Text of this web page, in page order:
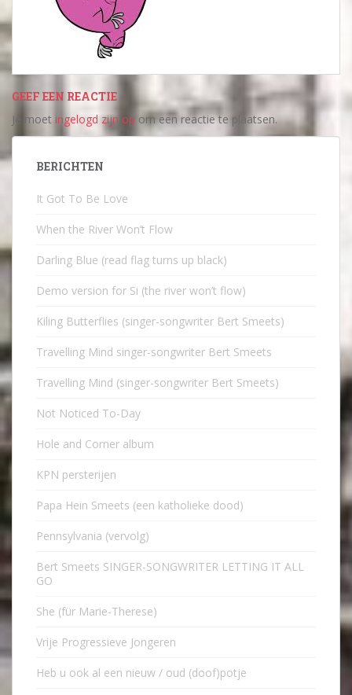
GEEF EEN REACTIE
Je moet ingelogd zijn op om een reactie te plaatsen.
BERICHTEN
It Got To Be Love
When the River Won’t Flow
Darling Blue (read flag turns up black)
Demo version for Si (the river won’t flow)
Kiling Butterflies (singer-songwriter Bert Smeets)
Travelling Mind singer-songwriter Bert Smeets
Travelling Mind (singer-songwriter Bert Smeets)
Not Noticed To-Day
Hole and Corner album
KPN persterijen
Papa Hein Smeets (een katholieke dood)
Pennsylvania (vervolg)
Bert Smeets SINGER-SONGWRITER LETTING IT ALL
GO
She (für Marie-Therese)
Vrije Progressieve Jongeren
Heb u ook al een nieuw / oud (doof)potje